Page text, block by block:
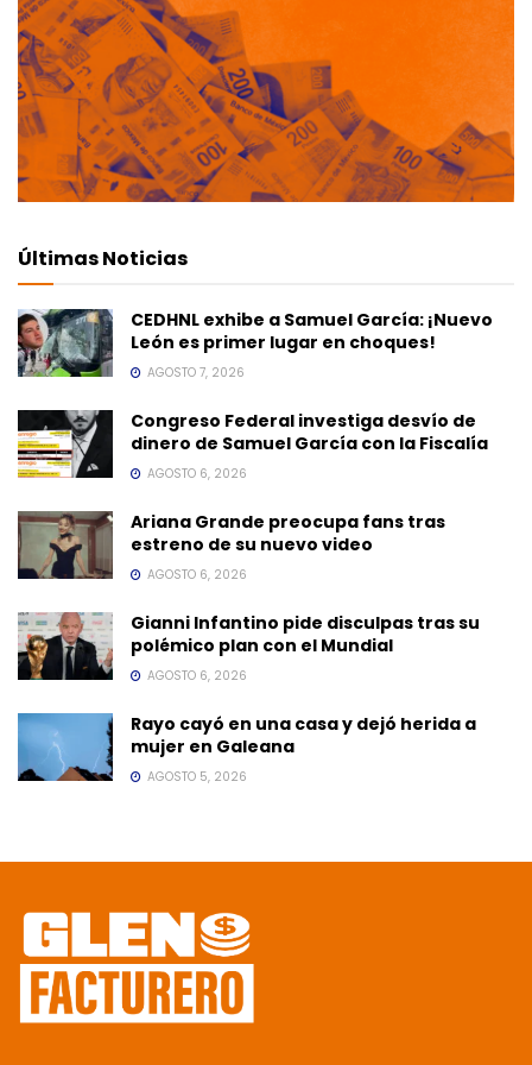
Últimas Noticias
CEDHNL exhibe a Samuel García: ¡Nuevo
León es primer lugar en choques!
AGOSTO 7, 2026
Congreso Federal investiga desvío de
dinero de Samuel García con la Fiscalía
AGOSTO 6, 2026
Ariana Grande preocupa fans tras
estreno de su nuevo video
AGOSTO 6, 2026
Gianni Infantino pide disculpas tras su
polémico plan con el Mundial
AGOSTO 6, 2026
Rayo cayó en una casa y dejó herida a
mujer en Galeana
AGOSTO 5, 2026